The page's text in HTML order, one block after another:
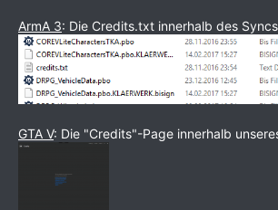
ArmA 3: Die Credits.txt innerhalb des
GTA V: Die "Credits"-Page innerhalb